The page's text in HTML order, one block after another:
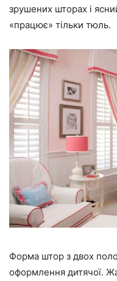
зрушених шторах і
«працює» тільки тюль.
Форма штор з двох
оформлення дитячої.